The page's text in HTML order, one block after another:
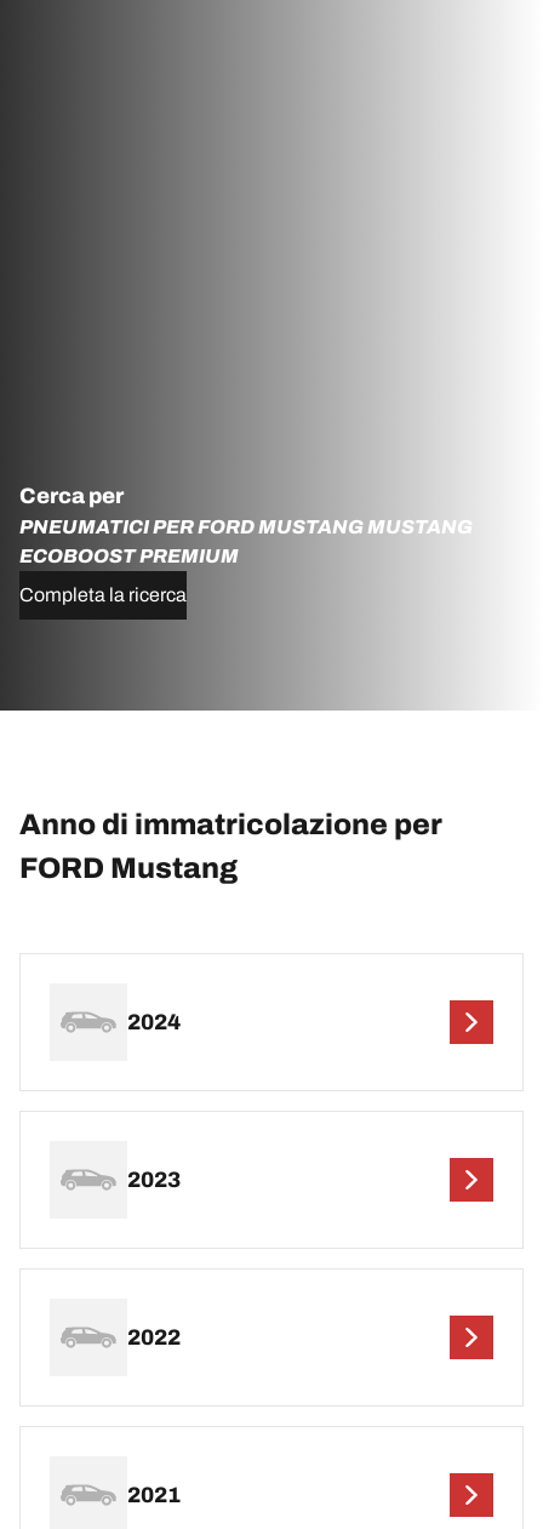
Cerca per
PNEUMATICI PER FORD MUSTANG MUSTANG
ECOBOOST PREMIUM
Completa la ricerca
Anno di immatricolazione per
FORD Mustang
2024
2023
2022
2021